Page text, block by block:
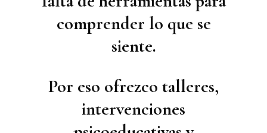
comprender lo que se
siente.
Por eso ofrezco talleres,
intervenciones